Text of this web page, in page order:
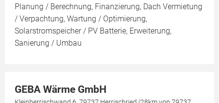
Planung / Berechnung, Finanzierung, Dach Vermietung
/ Verpachtung, Wartung / Optimierung,
Solarstromspeicher / PV Batterie, Erweiterung,
Sanierung / Umbau
GEBA Wärme GmbH